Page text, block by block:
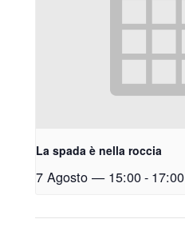
La spada è nella roccia
7 Agosto — 15:00- 17:00